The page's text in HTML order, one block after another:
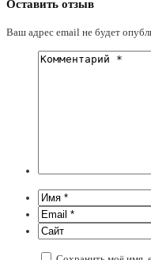
Оставить отзыв
Ваш адрес email не будет